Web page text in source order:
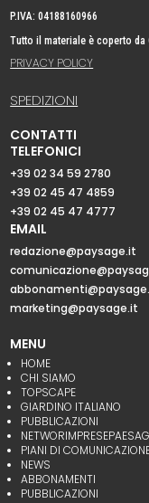
P.IVA: 04188160966
Tutto il materiale è coperto
PRIVACY POLICY
SPEDIZIONI
CONTATTI
TELEFONICI
+39 02 34 59 2780
+39 02 45 47 4859
+39 02 45 47 4777
EMAIL
redazione@paysage.it
marketing@paysage.it
MENU
HOME
CHI SIAMO
TOPSCAPE
GIARDINO ITALIANO
PUBBLICAZIONI
PIANI DI
NEWS
ABBONAMENTI
PUBBLICAZIONI